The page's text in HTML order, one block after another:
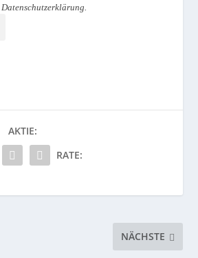
Datenschutzerklärung
AKTIE:
RATE:
NÄCHSTE